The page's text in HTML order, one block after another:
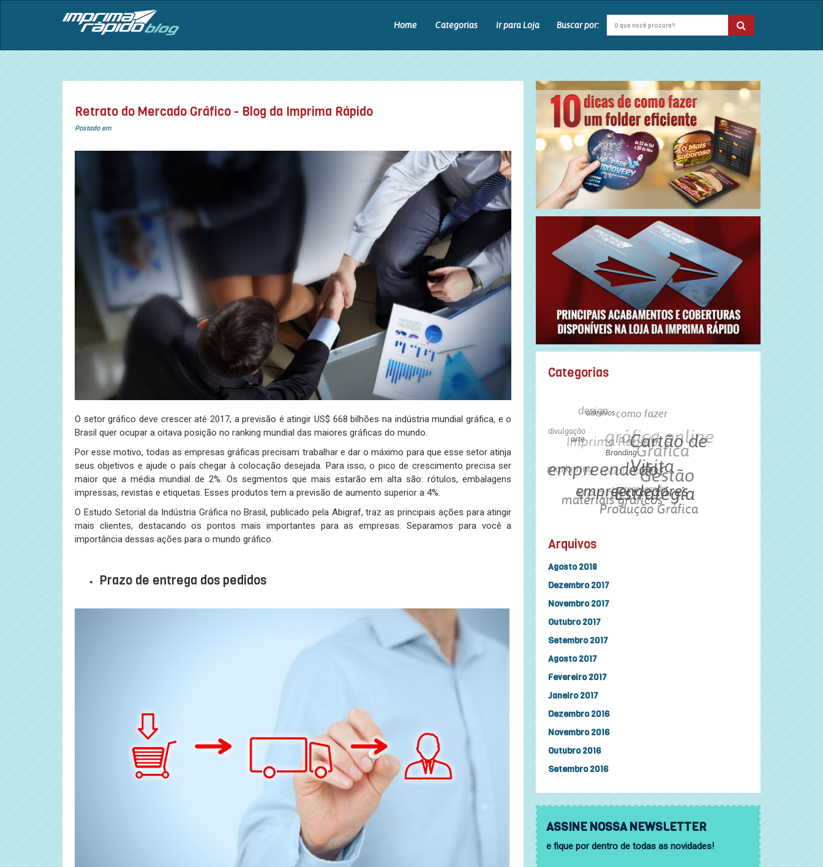
Home Categorias Ir para Loja Buscar por:
Retrato do Mercado Gráfico - Blog da Imprima Rápido
Postado em
O setor gráfico deve crescer até 2017, a previsão é atingir US$ 668 bilhões na indústria mundial gráfica, e o
Brasil quer ocupar a oitava posição no ranking mundial das maiores gráficas do mundo.
Por esse motivo, todas as empresas gráficas precisam trabalhar e dar o máximo para que esse setor atinja
seus objetivos e ajude o país chegar à colocação desejada. Para isso, o pico de crescimento precisa ser
maior que a média mundial de 2%. Os segmentos que mais estarão em alta são: rótulos, embalagens
impressas, revistas e etiquetas. Esses produtos tem a previsão de aumento superior a 4%.
O Estudo Setorial da Indústria Gráfica no Brasil, publicado pela Abigraf, traz as principais ações para atingir
mais clientes, destacando os pontos mais importantes para as empresas. Separamos para você a
importância dessas ações para o mundo gráfico.
Prazo de entrega dos pedidos
Categorias
arte
BrandingCartão de
Visita
design
empreendedor
empreendedores
Estratégia
Gestão
Gráfica
gráfica online
Imprima Rápido
marketing
materiais gráficos
Produção Gráfica
propaganda
publicidade
Vendas
Arquivos
Agosto 2018
Dezembro 2017
Novembro 2017
Outubro 2017
Setembro 2017
Agosto 2017
Fevereiro 2017
Janeiro 2017
Dezembro 2016
Novembro 2016
Outubro 2016
Setembro 2016
ASSINE NOSSA NEWSLETTER
e fique por dentro de todas as novidades!